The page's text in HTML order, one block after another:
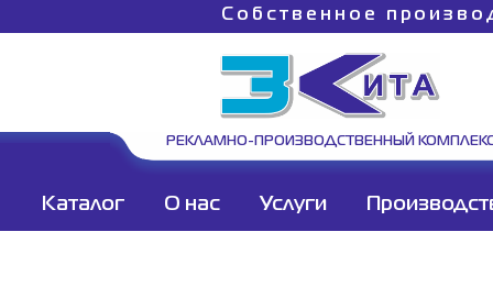
Собственное
РЕКЛАМНО-ПРОИЗВОДСТВЕННЫЙ
Каталог О нас Услуги